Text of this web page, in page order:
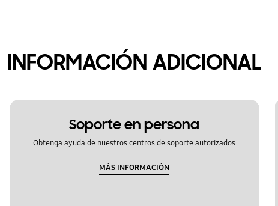
INFORMACIÓN ADICIONAL
Soporte en persona
Obtenga ayuda de nuestros centros de soporte autorizados
MÁS INFORMACIÓN